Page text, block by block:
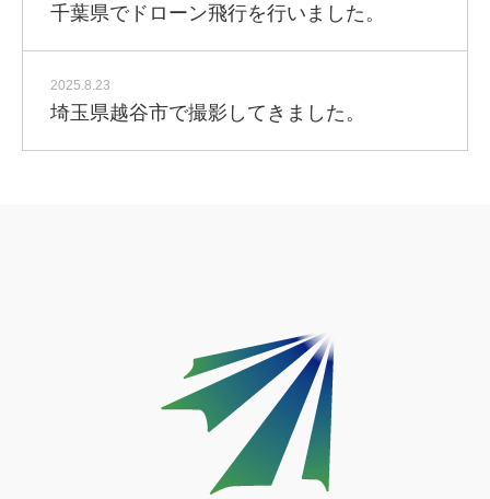
千葉県でドローン飛行を行いました。
2025.8.23
埼玉県越谷市で撮影してきました。